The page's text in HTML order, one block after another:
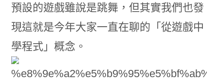
預設的遊戲雖說是跳舞，但其實我們也發
現這就是今年大家一直在聊的「從遊戲中
學程式」概念。